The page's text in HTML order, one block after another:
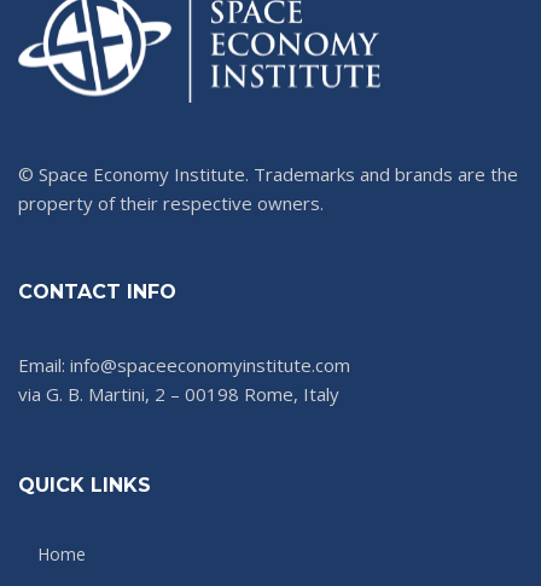
© Space Economy Institute. Trademarks and brands are the
property of their respective owners.
CONTACT INFO
Email: info@spaceeconomyinstitute.com
via G. B. Martini, 2 – 00198 Rome, Italy
QUICK LINKS
Home